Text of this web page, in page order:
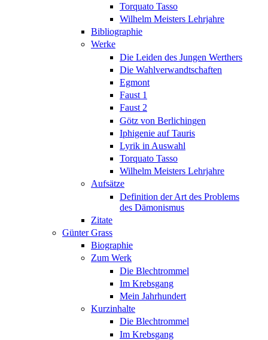
Torquato Tasso
Wilhelm Meisters Lehrjahre
Bibliographie
Werke
Die Leiden des Jungen Werthers
Die Wahlverwandtschaften
Egmont
Faust 1
Faust 2
Götz von Berlichingen
Iphigenie auf Tauris
Lyrik in Auswahl
Torquato Tasso
Wilhelm Meisters Lehrjahre
Aufsätze
Definition der Art des Problems
des Dämonismus
Zitate
Günter Grass
Biographie
Zum Werk
Die Blechtrommel
Im Krebsgang
Mein Jahrhundert
Kurzinhalte
Die Blechtrommel
Im Krebsgang